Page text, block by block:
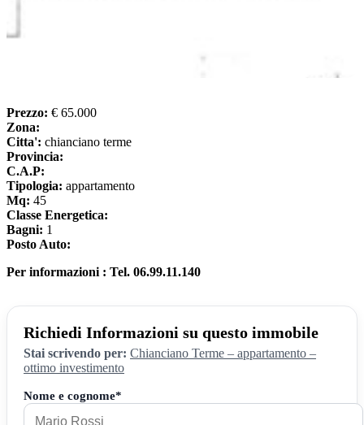
Prezzo: € 65.000
Zona:
Citta': chianciano terme
Provincia:
C.A.P:
Tipologia: appartamento
Mq: 45
Classe Energetica:
Bagni: 1
Posto Auto:
Per informazioni : Tel. 06.99.11.140
Richiedi Informazioni su questo immobile
Stai scrivendo per: Chianciano Terme – appartamento –
ottimo investimento
Nome e cognome*